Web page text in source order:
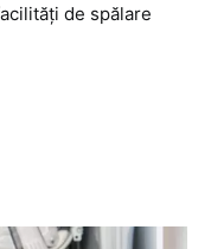
de spălare